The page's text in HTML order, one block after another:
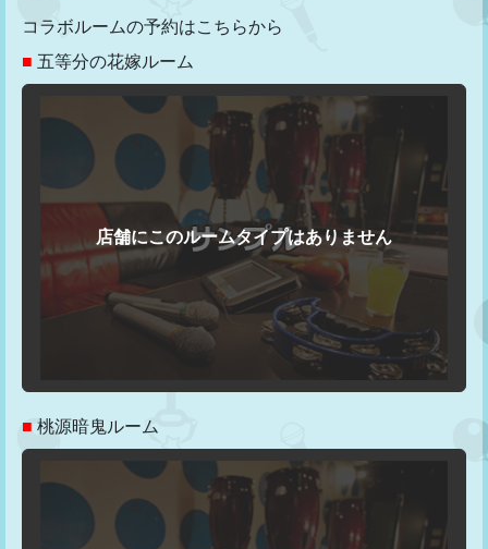
コラボルームの予約はこちらから
■ 五等分の花嫁ルーム
■ 桃源暗鬼ルーム